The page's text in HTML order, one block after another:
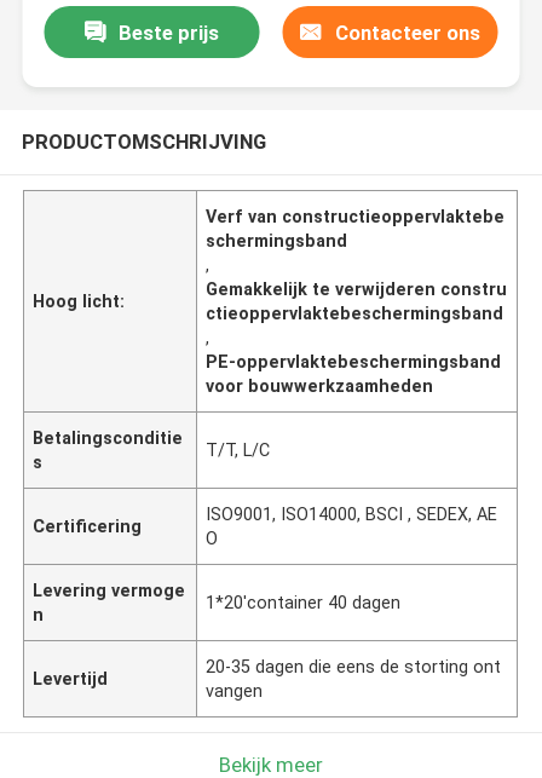
Beste prijs Contacteer ons
PRODUCTOMSCHRIJVING
Hoog licht:
Verf van constructieoppervlaktebe
schermingsband
,
Gemakkelijk te verwijderen constru
ctieoppervlaktebeschermingsband
,
PE-oppervlaktebeschermingsband
voor bouwwerkzaamheden
Betalingsconditie
s
T/T, L/C
Certificering
ISO9001, ISO14000, BSCI , SEDEX, AE
O
Levering vermoge
n
1*20'container 40 dagen
Levertijd
20-35 dagen die eens de storting ont
vangen
Bekijk meer